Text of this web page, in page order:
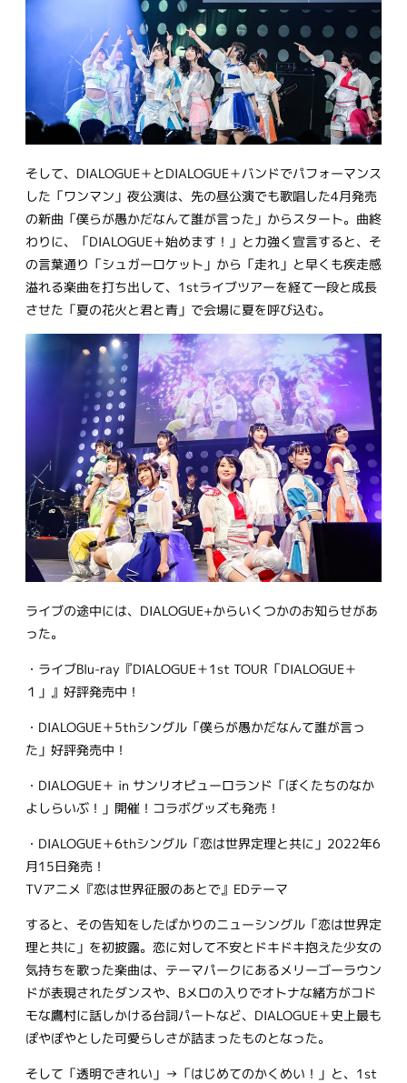
そして、DIALOGUE＋とDIALOGUE＋バンドでパフォーマンス
した「ワンマン」夜公演は、先の昼公演でも歌唱した4月発売
の新曲「僕らが愚かだなんて誰が言った」からスタート。曲終
わりに、「DIALOGUE＋始めます！」と力強く宣言すると、そ
の言葉通り「シュガーロケット」から「走れ」と早くも疾走感
溢れる楽曲を打ち出して、1stライブツアーを経て一段と成長
させた「夏の花火と君と青」で会場に夏を呼び込む。
ライブの途中には、DIALOGUE+からいくつかのお知らせがあ
った。
・ライブBlu-ray『DIALOGUE＋1st TOUR「DIALOGUE＋
１」』好評発売中！
・DIALOGUE＋5thシングル「僕らが愚かだなんて誰が言っ
た」好評発売中！
・DIALOGUE＋ in サンリオピューロランド「ぼくたちのなか
よしらいぶ！」開催！コラボグッズも発売！
・DIALOGUE＋6thシングル「恋は世界定理と共に」2022年6
月15日発売！
TVアニメ『恋は世界征服のあとで』EDテーマ
すると、その告知をしたばかりのニューシングル「恋は世界定
理と共に」を初披露。恋に対して不安とドキドキ抱えた少女の
気持ちを歌った楽曲は、テーマパークにあるメリーゴーラウン
ドが表現されたダンスや、Bメロの入りでオトナな緒方がコド
モな鷹村に話しかける台詞パートなど、DIALOGUE＋史上最も
ぽやぽやとした可愛らしさが詰まったものとなった。
そして「透明できれい」→「はじめてのかくめい！」と、1st